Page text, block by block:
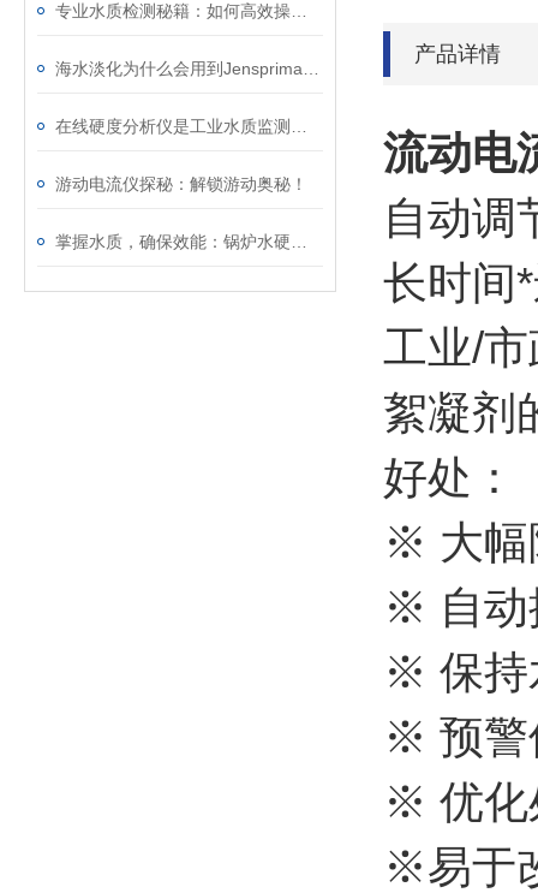
游动电流仪探秘：解锁游动奥秘！
产品详情
流动电
自动调
长时间
工业/
絮凝剂
好处：
※ 大幅
※ 自动
※ 保持
※ 预警
※ 优化
※易于